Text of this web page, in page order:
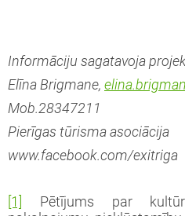
Informāciju sagatavoja
Elīna Brigmane,
Mob.28347211
Pierīgas tūrisma asociācija
www.facebook.com/exitriga
[1]
Pētījums par